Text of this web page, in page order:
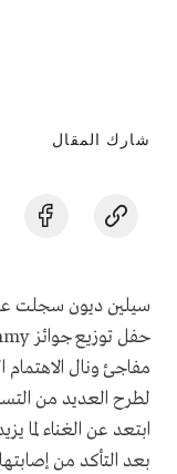
شارك المقال
سيلين ديون سجلت
مفاجئ ونال الاهتمام
لطرح العديد من
ابتعد عن الغناء لما
بعد التأكد من